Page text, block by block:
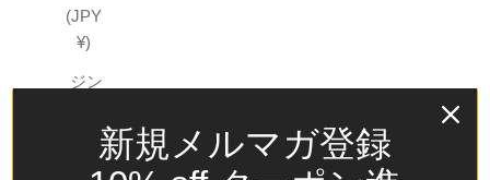
(JPY
¥)
ジン
(USD新規メルマガ登録